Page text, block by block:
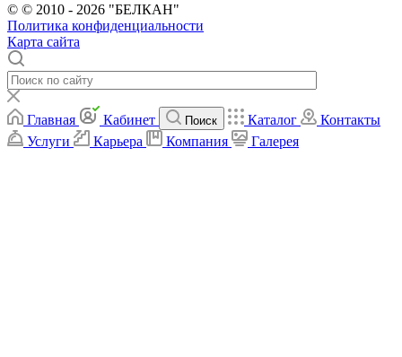
© © 2010 - 2026 "БЕЛКАН"
Политика конфиденциальности
Карта сайта
Главная Кабинет Поиск Каталог
Контакты
Услуги
Карьера Компания Галерея